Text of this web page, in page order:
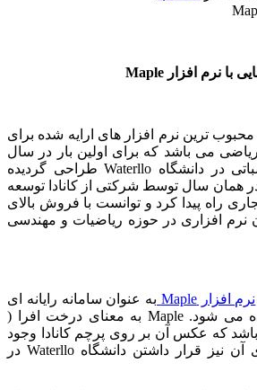
با نرم افزار Maple
ترین نرم افزار های ارایه شده برای
ریاضی می باشد که برای اولین بار در سال
Waterlloطراحی گردیده
همان سال توسط شرکتی از کانادا توسعه
راه پیدا کرد و توانست با فروش بالای
نرم افزاری در حوزه ریاضیات و مهندسی
نرم افزارMaple به عنوان سامانه رایانه ای
می شود.Maple به معنای درخت افرا (
که عکس آن بر روی پرچم کانادا وجود
آن نیز قرار داشتن دانشگاه Waterllo در